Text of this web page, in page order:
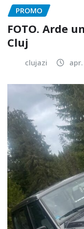
PROMO
FOTO. Arde
Cluj
clujazi